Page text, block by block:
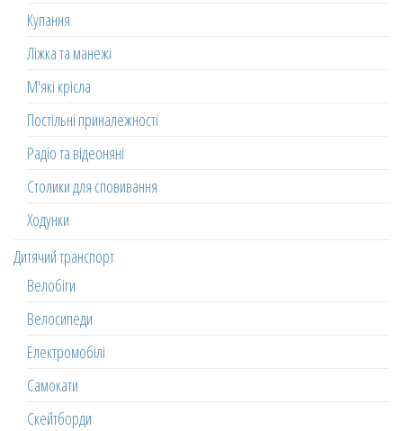
Купання
Ліжка та манежі
М'які крісла
Постільні приналежності
Радіо та відеоняні
Столики для сповивання
Ходунки
Дитячий транспорт
Велобіги
Велосипеди
Електромобілі
Самокати
Скейтборди